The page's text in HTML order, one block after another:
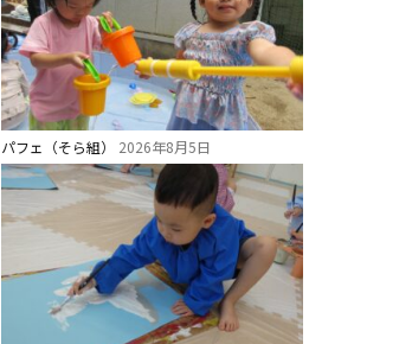
パフェ（そら組） 2026年8月5日